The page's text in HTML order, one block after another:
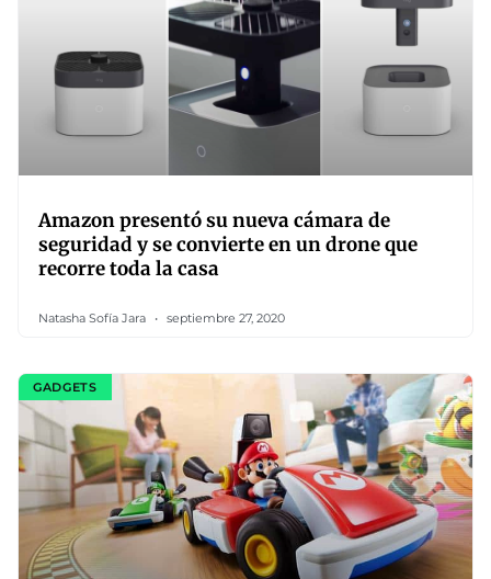
Amazon presentó su nueva cámara de
seguridad y se convierte en un drone que
recorre toda la casa
Natasha Sofía Jara septiembre 27, 2020
GADGETS